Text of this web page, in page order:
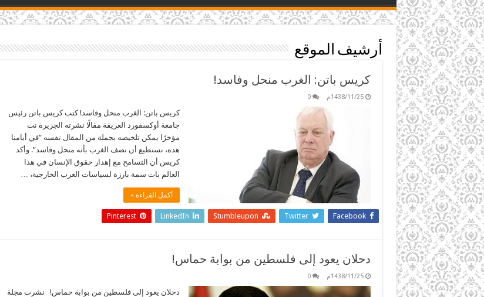
أرشيف الموقع
كريس باتن: الغرب منحل وفاسد!
1438/11/25م 0
كريس باتن: الغرب منحل وفاسد! كتب كريس باتن رئيس
جامعة أوكسفورد العريقة مقالًا نشرته الجزيرة نت
مؤخرًا يمكن تلخيصه بجملة من المقال نفسه “في أيامنا
هذه، نستطيع أن نصف الغرب بأنه منحل وفاسد”. وأكد
كريس أن التسامح مع إهدار حقوق الإنسان في هذا
العالم بات سمة بارزة لسياسات الغرب الخارجية، …
أكمل القراءة »
Facebook
Twitter
Stumbleupon
LinkedIn
Pinterest
دحلان يعود إلى فلسطين من بوابة حماس!
1438/11/25م 0
دحلان يعود إلى فلسطين من بوابة حماس! نشرت مجلة